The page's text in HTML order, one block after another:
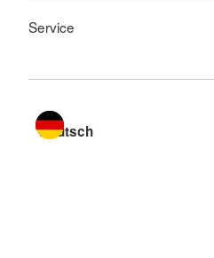
Service
Sprache wechseln zu